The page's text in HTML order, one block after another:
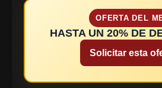
OFERTA DEL
HASTA UN 20% DE
Solicitar esta